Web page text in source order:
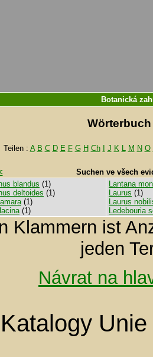
Botanická
Teilen : A B C D E F G H Ch J K L M N O
Suchen ve všech
blandus (1)
deltoides (1)
(1)
(1)
Lantana
Laurus (1)
Laurus
Ledebouria
Klammern ist
jeden
Návrat na
Katalogy